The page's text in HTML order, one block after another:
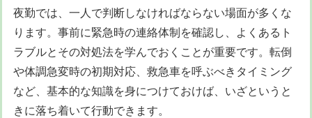
夜勤では、一人で判断しなければならない場面が多くな
ります。事前に緊急時の連絡体制を確認し、よくあるト
ラブルとその対処法を学んでおくことが重要です。転倒
や体調急変時の初期対応、救急車を呼ぶべきタイミング
など、基本的な知識を身につけておけば、いざというと
きに落ち着いて行動できます。